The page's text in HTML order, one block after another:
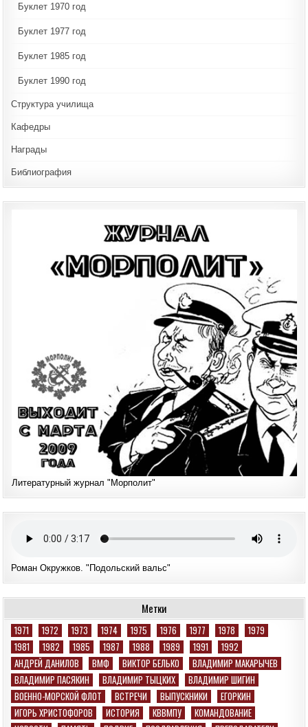
Буклет 1970 год
Буклет 1977 год
Буклет 1985 год
Буклет 1990 год
Структура училища
Кафедры
Награды
Библиография
Литературный журнал "Морполит"
Роман Окружков. "Подольский вальс"
Метки
1971 1972 1973 1974 1975 1976 1977 1978
1979
1981
1982 1985 1987 1988 1989 1991
1992
АНДРЕЙ ДАНИЛОВ
ВМФ ВИКТОР БЕЛЬКО
ВЛАДИМИР МАКАРЫЧЕВ
ВЛАДИМИР ПАСЯКИН
ВЛАДИМИР ТЫЦКИХ
ВЛАДИМИР ШИГИН
ВОЕННО-МОРСКОЙ ФЛОТ
ВСТРЕЧИ ВЫПУСКНИКИ
ЕГОРКИН
ИГОРЬ ХРИСТОФОРОВ
ИСТОРИЯ КВВМПУ
КОМАНДОВАНИЕ